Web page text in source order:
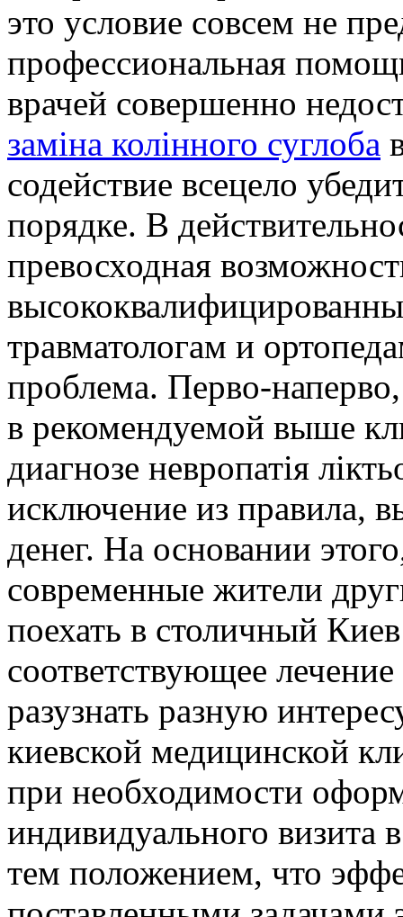
это условие совсем не
профессиональная
врачей совершенно
заміна колінного суглоба
содействие всецело
порядке. В
превосходная
травматологам и
проблема. Перво-
в рекомендуемой выше
диагнозе невропатія
исключение из правила,
денег. На основании
современные жители
поехать в столичный
соответствующее
разузнать разную
киевской медицинской
при необходимости
индивидуального визита
тем положением, что